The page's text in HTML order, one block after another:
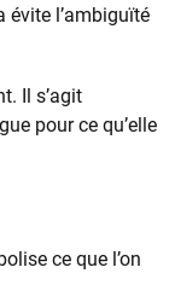
évite l’ambiguïté
Il s’agit
pour ce qu’elle
ce que l’on